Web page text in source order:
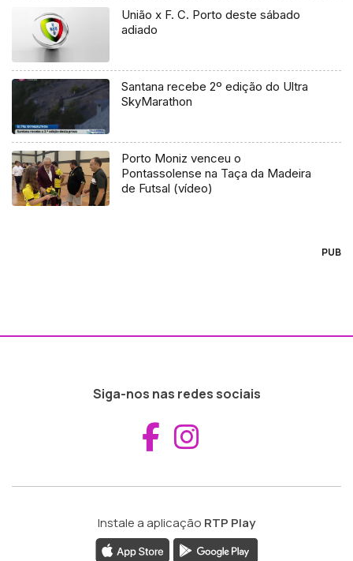
União x F. C. Porto deste sábado
adiado
Santana recebe 2º edição do Ultra
SkyMarathon
Porto Moniz venceu o
Pontassolense na Taça da Madeira
de Futsal (vídeo)
PUB
Siga-nos nas redes sociais
Aceder ao
Instale a aplicação RTP Play